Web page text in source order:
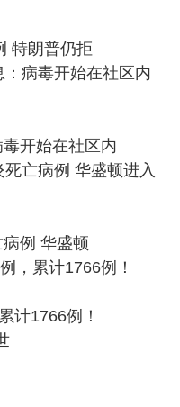
特朗普仍拒
开始在社区内
例 华盛顿
计1766例！